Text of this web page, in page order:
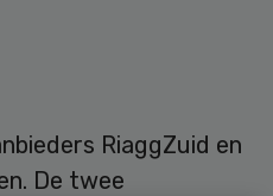
RiaggZuid en
De twee